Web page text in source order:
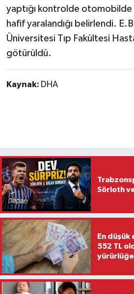
yaptığı kontrolde otomobilde
hafif yaralandığı belirlendi.
Üniversitesi Tıp Fakültesi
götürüldü.
Kaynak: DHA
Sörloth
En düşük
552 TL